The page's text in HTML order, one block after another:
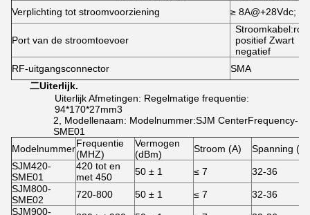
Verplichting tot stroomvoorziening
≥ 8A@+28Vdc;
Port van de stroomtoevoer
positief Zwart
negatief
RF-uitgangsconnector
SMA
二Uiterlijk.
Uiterlijk Afmetingen: Regelmatige frequentie:
94*170*27mm3
2, Modellenaam: Modelnummer:SJM CenterFrequency-
SME01
ModelnummerFrequentie
(MHZ)
Vermogen
(dBm)
Stroom (A)
Spanning (V)
SJM420-
SME01
420 tot en
met 450
50 ± 1 ≤ 7
32-36
SJM800-
SME02
720-800 50 ± 1 ≤ 7
32-36
SJM900-